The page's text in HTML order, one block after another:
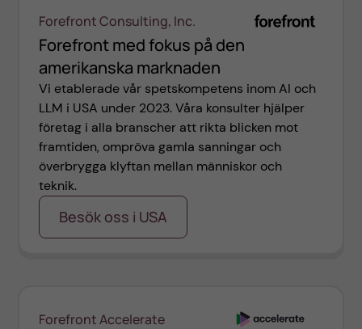
Forefront Consulting, Inc.
Forefront med fokus på den
amerikanska marknaden
Vi etablerade vår spetskompetens inom AI och
LLM i USA under 2023. Våra konsulter hjälper
företag i alla branscher att rikta blicken mot
framtiden, ompröva gamla sanningar och
överbrygga klyftan mellan människor och
teknik.
Besök oss i USA
Forefront Accelerate